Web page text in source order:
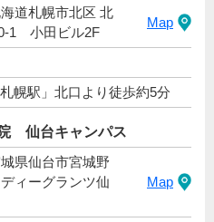
道札幌市北区 北
1 小田ビル2F
Map
幌駅」北口より徒歩約5分
仙台キャンパス
県仙台市宮城野
ィーグランツ仙
Map